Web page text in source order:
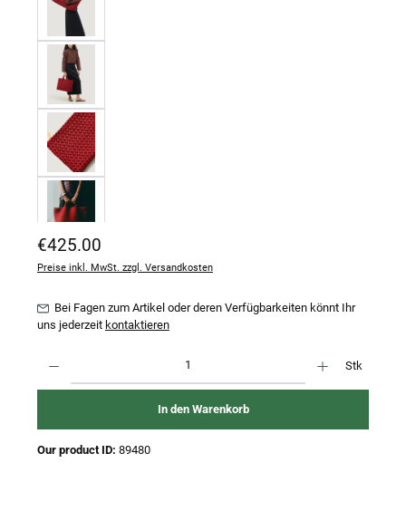
Regulärer Preis:
€425.00
Preise inkl. MwSt. zzgl. Versandkosten
Bei Fagen zum Artikel oder deren Verfügbarkeiten könnt Ihr
uns jederzeit kontaktieren
Stk
In den Warenkorb
Our product ID: 89480